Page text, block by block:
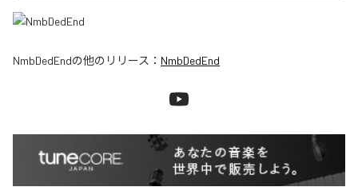
NmbDedEndの他のリリース： NmbDedEnd